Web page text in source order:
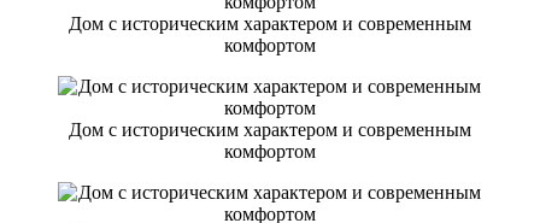
Дом с историческим характером и современным
комфортом
Дом с историческим характером и современным
комфортом